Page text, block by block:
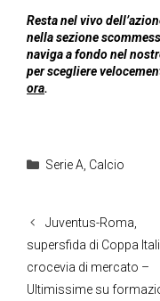
Resta nel vivo
nella sezione
naviga a fondo nel
per scegliere
ora.
Categorie
Serie A, Calcio
Juventus-Roma,
supersfida di Coppa
crocevia di mercato –
Ultimissime su